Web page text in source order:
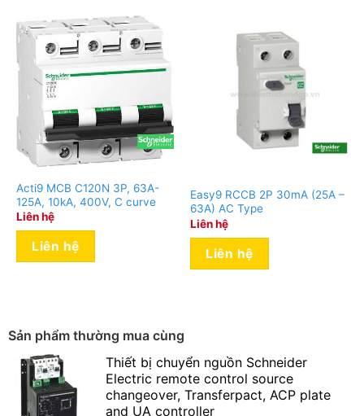
Acti9 MCB C120N 3P, 63A-
125A, 10kA, 400V, C curve
Liên hệ
Liên hệ
Easy9 RCCB 2P 30mA (25A –
63A) AC Type
Liên hệ
Liên hệ
Sản phẩm thường mua cùng
Thiết bị chuyển nguồn Schneider
Electric remote control source
changeover, Transferpact, ACP plate
and UA controller